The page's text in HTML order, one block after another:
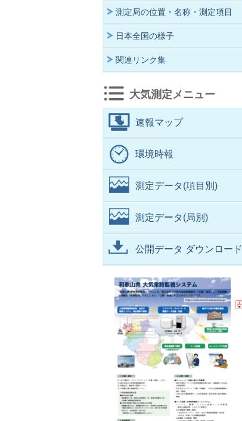
測定局の位置・名称・測定項目
日本全国の様子
関連リンク集
大気測定メニュー
速報マップ
環境時報
測定データ(項目別)
測定データ(局別)
公開データ ダウンロード